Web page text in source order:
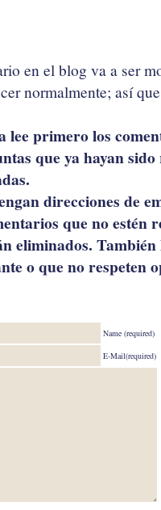
en el blog va a ser
normalmente; así
lee primero los
que ya hayan
direcciones de
que no estén
eliminados.
o que no respeten
Name (required)
E-Mail(required)